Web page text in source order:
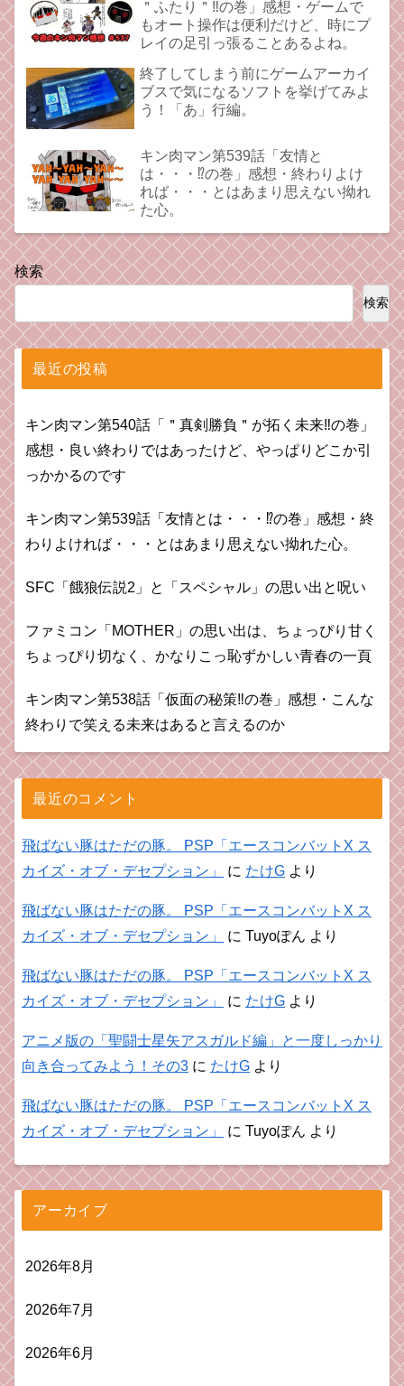
＂ふたり＂‼︎の巻」感想・ゲームで
もオート操作は便利だけど、時にプ
レイの足引っ張ることあるよね。
終了してしまう前にゲームアーカイ
ブスで気になるソフトを挙げてみよ
う！「あ」行編。
キン肉マン第539話「友情と
は・・・⁉︎の巻」感想・終わりよけ
れば・・・とはあまり思えない拗れ
た心。
検索
検索
最近の投稿
キン肉マン第540話「＂真剣勝負＂が拓く未来‼の巻」
感想・良い終わりではあったけど、やっぱりどこか引
っかかるのです
キン肉マン第539話「友情とは・・・⁉︎の巻」感想・終
わりよければ・・・とはあまり思えない拗れた心。
SFC「餓狼伝説2」と「スペシャル」の思い出と呪い
ファミコン「MOTHER」の思い出は、ちょっぴり甘く
ちょっぴり切なく、かなりこっ恥ずかしい青春の一頁
キン肉マン第538話「仮面の秘策‼︎の巻」感想・こんな
終わりで笑える未来はあると言えるのか
最近のコメント
飛ばない豚はただの豚。 PSP「エースコンバットX ス
カイズ・オブ・デセプション」
に たけG より
飛ばない豚はただの豚。 PSP「エースコンバットX ス
カイズ・オブ・デセプション」
に Tuyoぽん より
飛ばない豚はただの豚。 PSP「エースコンバットX ス
カイズ・オブ・デセプション」
に たけG より
アニメ版の「聖闘士星矢アスガルド編」と一度しっかり
向き合ってみよう！その3 に たけG より
飛ばない豚はただの豚。 PSP「エースコンバットX ス
カイズ・オブ・デセプション」
に Tuyoぽん より
アーカイブ
2026年8月
2026年7月
2026年6月